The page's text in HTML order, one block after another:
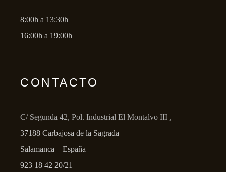
8:00h a 13:30h
16:00h a 19:00h
CONTACTO
C/ Segunda 42, Pol. Industrial El Montalvo III ,
37188 Carbajosa de la Sagrada
Salamanca – España
923 18 42 20/21